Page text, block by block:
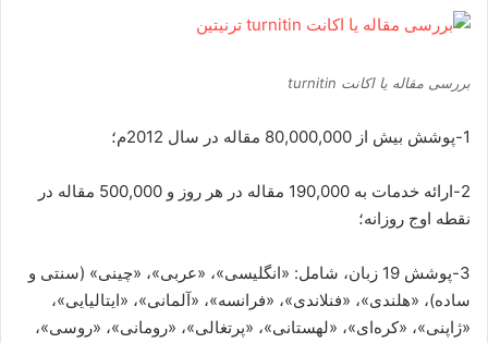
بررسی مقاله یا اکانت turnitin
1-پوشش بیش از 80,000,000 مقاله در سال 2012م؛
2-ارائه خدمات به 190,000 مقاله در هر روز و 500,000 مقاله در
نقطه اوج روزانه؛
3-پوشش 19 زبان، شامل: «انگلیسی»، «عربی»، «چینی» (سنتی و
ساده)، «هلندی»، «فنلاندی»، «فرانسه»، «آلمانی»، «ایتالیایی»،
«ژاپنی»، «کره‌ای»، «لهستانی»، «پرتغالی»، «رومانی»، «روسی»،